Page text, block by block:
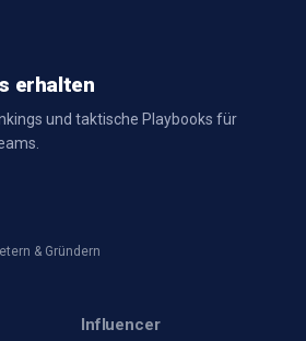
erhalten
und taktische Playbooks für
& Gründern
Influencer